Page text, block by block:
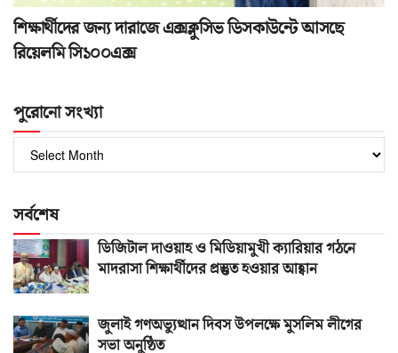
শিক্ষার্থীদের জন্য দারাজে এক্সক্লুসিভ ডিসকাউন্টে আসছে
রিয়েলমি সি১০০এক্স
পুরোনো সংখ্যা
পুরোনো
সংখ্যা
সর্বশেষ
ডিজিটাল দাওয়াহ ও মিডিয়ামুখী ক্যারিয়ার গঠনে
মাদরাসা শিক্ষার্থীদের প্রস্তুত হওয়ার আহ্বান
জুলাই গণঅভ্যুত্থান দিবস উপলক্ষে মুসলিম লীগের
সভা অনুষ্ঠিত